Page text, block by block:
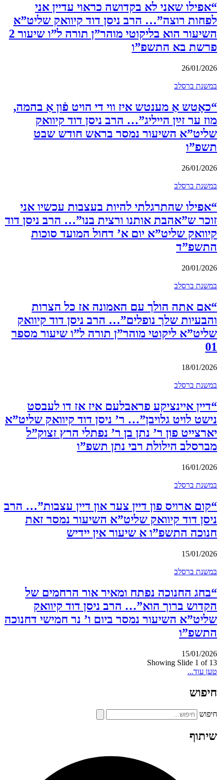
“אפילו שאני לא בקדושה כראוי עדיין אני
לפחות רוצה”… הרב ניסן דוד קיוואק שליט”א
השיעור הוא בליקוטי מוהר”ן תורה ל”ו שיעור 2
פרשת בא התשפ”ו
26/01/2026
במשנת ברסלב
“כאָטש אַ מענטש איז ווי די הויט פֿון אַ בהמה,
מוז ער זײַן הייליג”… הרב ניסן דוד קיוואק
שליט”א השיעור נמסר בראש חודש שבט
תשפ”ו
26/01/2026
במשנת ברסלב
“אפילו שהתרגלתי להיות בעצבות עכשיו אני
זוכר ש”אהבת אותנו ורצית בנו”… הרב ניסן דוד
קיוואק שליט”א יום א’ דחול המועד סוכות
התשפ”ד
20/01/2026
במשנת ברסלב
“אם אתה הולך עם האמונה אז כל הצרות
והבעיות שלך נופלים”… הרב ניסן דוד קיוואק
שליט”א ליקוטי מוהר”ן תורה ל”ו שיעור מספר
01
18/01/2026
במשנת ברסלב
“דיין איינציקע פראבלעם איז אז דו לעבסט
נישט לויט גלויבן”… ר’ ניסן דוד קיוואק שליט”א
יארצייט פון ר’ נתן בן ר’ נפתלי הרץ זצוק”ל
מברסלב הילולת רבי נתן תשפ”ו
16/01/2026
במשנת ברסלב
“קום ארויס פון דיין צער און דיין עצבות”… הרב
ניסן דוד קיוואק שליט”א השיעור נמסר זאת
חנוכה התשפ”ו א שיעור אין יידיש
15/01/2026
במשנת ברסלב
“בחג החנוכה נפתח ומאיר אור הרחמים של
הקדוש ברוך הוא”… הרב ניסן דוד קיוואק
שליט”א השיעור נמסר ביום ו’ נר חמישי דחנוכה
התשפ”ו
15/01/2026
Showing Slide 1 of 13
טען עוד...
חיפוש
חיפוש
שיתוף